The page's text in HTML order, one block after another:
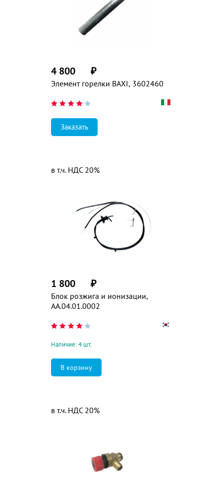
Элемент горелки BAXI, 3602460
4 800 ₽
Заказать
Блок розжига и ионизации,
AA.04.01.0002
1 800 ₽
в т.ч. НДС 20%
Наличие: 4 шт.
в т.ч. НДС 20%